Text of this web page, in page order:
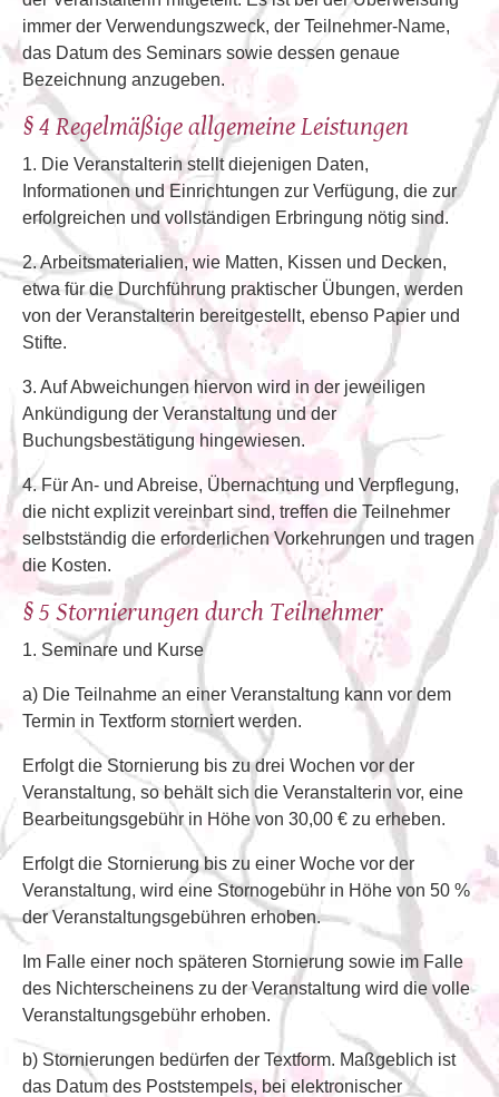
immer der Verwendungszweck, der Teilnehmer-Name,
das Datum des Seminars sowie dessen genaue
Bezeichnung anzugeben.
§ 4 Regelmäßige allgemeine Leistungen
1. Die Veranstalterin stellt diejenigen Daten,
Informationen und Einrichtungen zur Verfügung, die zur
erfolgreichen und vollständigen Erbringung nötig sind.
2. Arbeitsmaterialien, wie Matten, Kissen und Decken,
etwa für die Durchführung praktischer Übungen, werden
von der Veranstalterin bereitgestellt, ebenso Papier und
Stifte.
3. Auf Abweichungen hiervon wird in der jeweiligen
Ankündigung der Veranstaltung und der
Buchungsbestätigung hingewiesen.
4. Für An- und Abreise, Übernachtung und Verpflegung,
die nicht explizit vereinbart sind, treffen die Teilnehmer
selbstständig die erforderlichen Vorkehrungen und tragen
die Kosten.
§ 5 Stornierungen durch Teilnehmer
1. Seminare und Kurse
a) Die Teilnahme an einer Veranstaltung kann vor dem
Termin in Textform storniert werden.
Erfolgt die Stornierung bis zu drei Wochen vor der
Veranstaltung, so behält sich die Veranstalterin vor, eine
Bearbeitungsgebühr in Höhe von 30,00 € zu erheben.
Erfolgt die Stornierung bis zu einer Woche vor der
Veranstaltung, wird eine Stornogebühr in Höhe von 50 %
der Veranstaltungsgebühren erhoben.
Im Falle einer noch späteren Stornierung sowie im Falle
des Nichterscheinens zu der Veranstaltung wird die volle
Veranstaltungsgebühr erhoben.
b) Stornierungen bedürfen der Textform. Maßgeblich ist
das Datum des Poststempels, bei elektronischer